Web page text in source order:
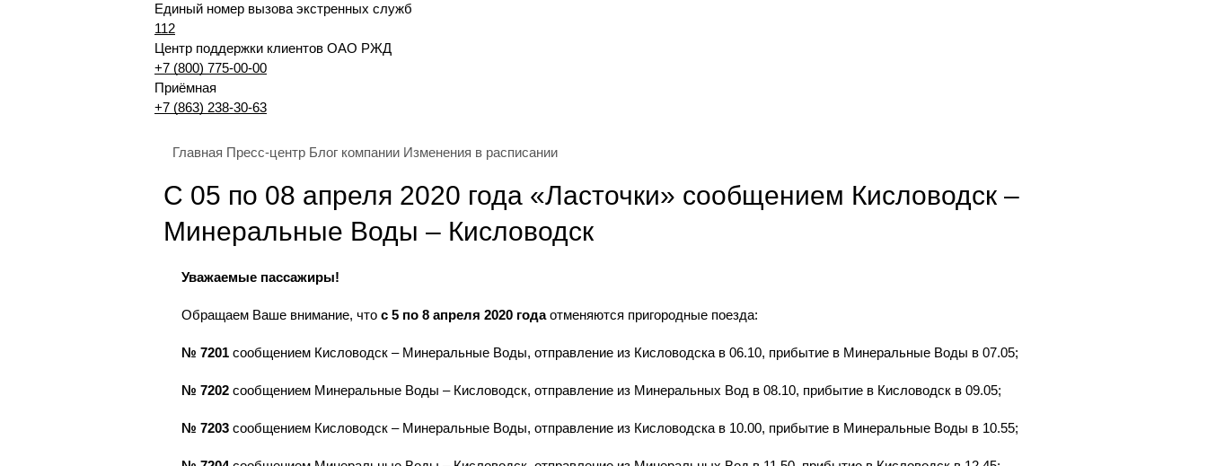
Единый номер вызова экстренных служб
112
Центр поддержки клиентов ОАО РЖД
+7 (800) 775-00-00
Приёмная
+7 (863) 238-30-63
Главная Пресс-центр Блог компании Изменения в расписании
С 05 по 08 апреля 2020 года «Ласточки» сообщением Кисловодск –
Минеральные Воды – Кисловодск
Уважаемые пассажиры!
Обращаем Ваше внимание, что с 5 по 8 апреля 2020 годаотменяются пригородные поезда:
№ 7201 сообщением Кисловодск – Минеральные Воды, отправление из Кисловодска в 06.10, прибытие в Минеральные Воды в 07.05;
№ 7202 сообщением Минеральные Воды – Кисловодск, отправление из Минеральных Вод в 08.10, прибытие в Кисловодск в 09.05;
№ 7203 сообщением Кисловодск – Минеральные Воды, отправление из Кисловодска в 10.00, прибытие в Минеральные Воды в 10.55;